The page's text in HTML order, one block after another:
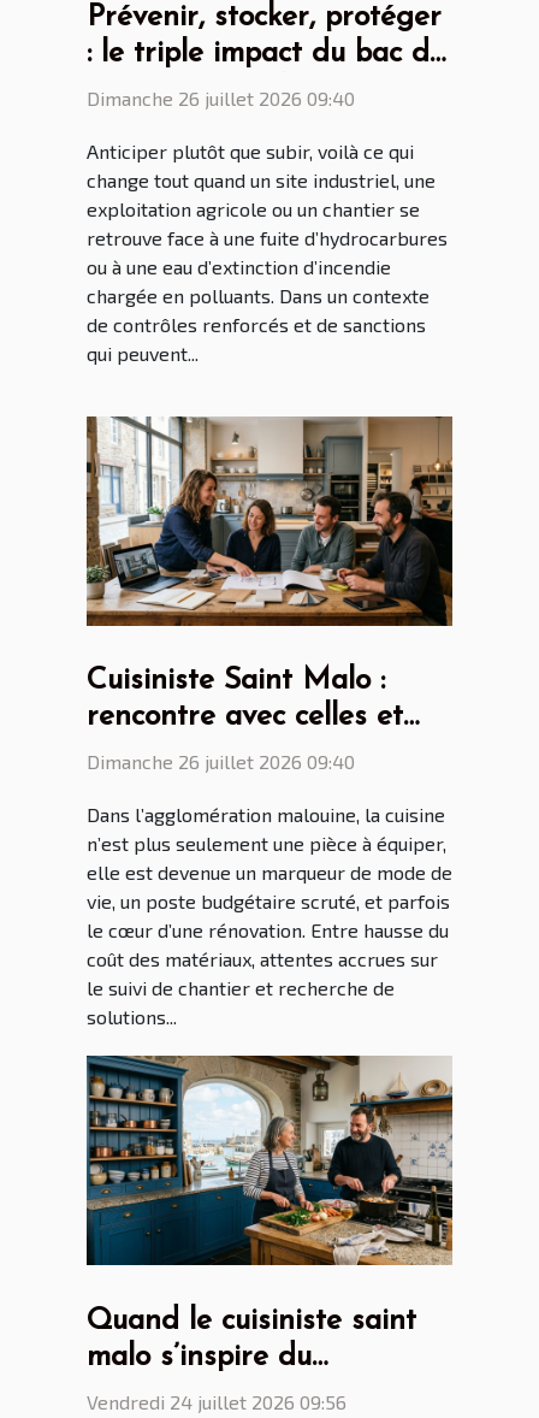
Prévenir, stocker, protéger
: le triple impact du bac de
rétention souple
Dimanche 26 juillet 2026 09:40
Anticiper plutôt que subir, voilà ce qui
change tout quand un site industriel, une
exploitation agricole ou un chantier se
retrouve face à une fuite d’hydrocarbures
ou à une eau d’extinction d’incendie
chargée en polluants. Dans un contexte
de contrôles renforcés et de sanctions
qui peuvent...
Cuisiniste Saint Malo :
rencontre avec celles et
ceux qui transforment nos
Dimanche 26 juillet 2026 09:40
Dans l’agglomération malouine, la cuisine
n’est plus seulement une pièce à équiper,
elle est devenue un marqueur de mode de
vie, un poste budgétaire scruté, et parfois
le cœur d’une rénovation. Entre hausse du
coût des matériaux, attentes accrues sur
le suivi de chantier et recherche de
solutions...
Quand le cuisiniste saint
malo s’inspire du
patrimoine maritime
Vendredi 24 juillet 2026 09:56